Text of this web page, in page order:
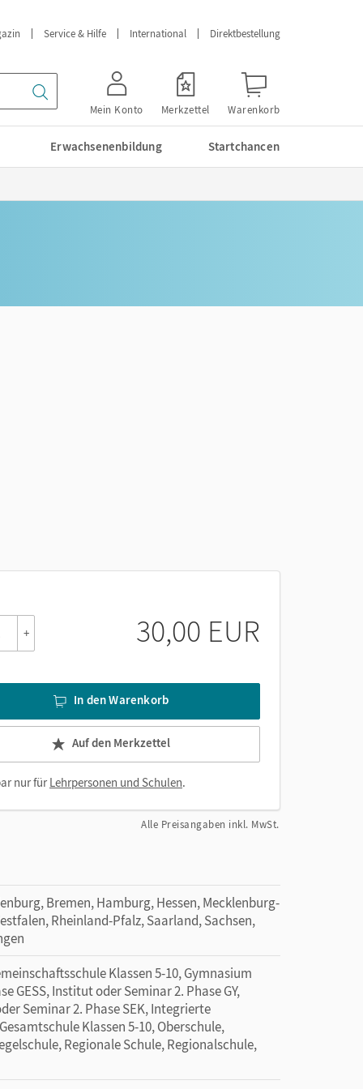
Service & Hilfe International Direktbestellung
Mein Konto Merkzettel Warenkorb
Erwachsenenbildung Startchancen
+ 30,00 EUR
In den Warenkorb
Auf den Merkzettel
nur fürLehrpersonen und Schulen.
Alle Preisangaben inkl. MwSt.
Bremen, Hamburg, Hessen, Mecklenburg-
Rheinland-Pfalz, Saarland, Sachsen,
Klassen 5-10, Gymnasium
GESS, Institut oder Seminar 2. Phase GY,
Seminar 2. Phase SEK, Integrierte
Klassen 5-10, Oberschule,
Regionale Schule, Regionalschule,